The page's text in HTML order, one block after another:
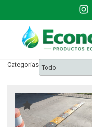
Categorías Todo